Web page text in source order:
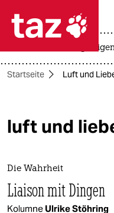
 taz
politik
gesellschaft
Startseite Luft und
luft und
Die Wahrheit
Liaison mit Dingen
Kolumne Ulrike Stöhring